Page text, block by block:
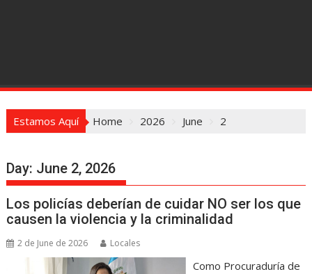
Estamos Aquí Home 2026 June 2
Day: June 2, 2026
Los policías deberían de cuidar NO ser los que
causen la violencia y la criminalidad
2 de June de 2026 Locales
Como Procuraduría de